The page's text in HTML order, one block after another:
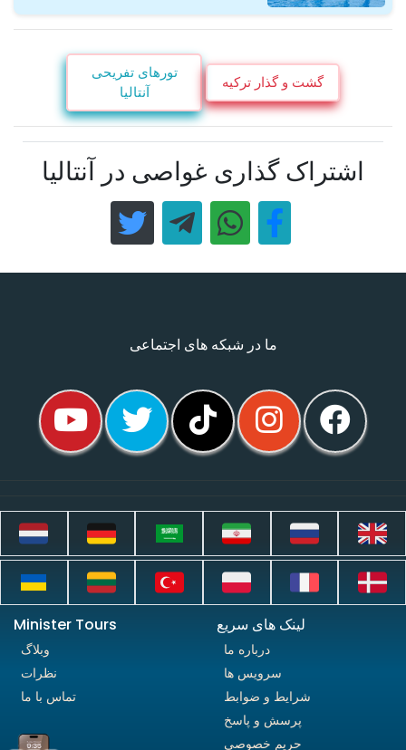
گشت و گذار ترکیه
تورهای تفریحی
آنتالیا
اشتراک گذاری غواصی در آنتالیا
ما در شبکه های اجتماعی
لینک های سریع
درباره ما
سرویس ها
شرایط و ضوابط
پرسش و پاسخ
حریم خصوصی
Minister Tours
وبلاگ
نظرات
تماس با ما